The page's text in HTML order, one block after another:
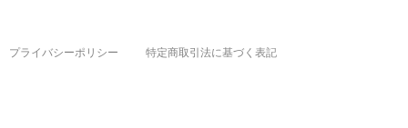
プライバシーポリシー 特定商取引法に基づく表記